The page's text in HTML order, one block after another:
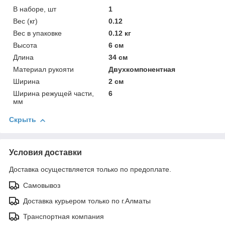
В наборе, шт
1
Вес (кг)
0.12
Вес в упаковке
0.12 кг
Высота
6 см
Длина
34 см
Материал рукояти
Двухкомпонентная
Ширина
2 см
Ширина режущей части,
мм
6
Скрыть
Условия доставки
Доставка осуществляется только по предоплате.
Самовывоз
Доставка курьером только по г.Алматы
Транспортная компания